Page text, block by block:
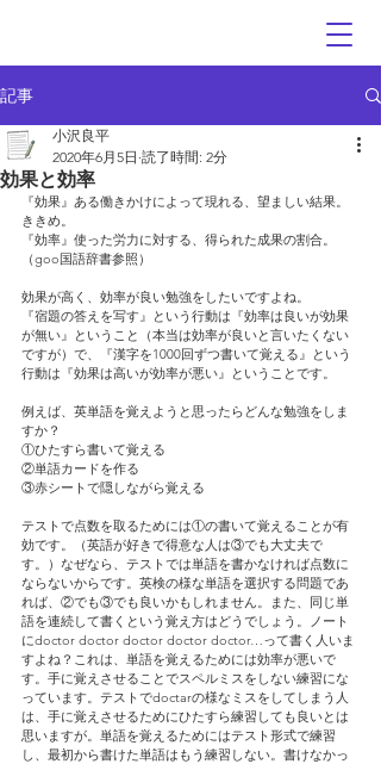
記事
効果と効率
小沢良平
2020年6月5日 読了時間: 2分
『効果』ある働きかけによって現れる、望ましい結果。
ききめ。
『効率』使った労力に対する、得られた成果の割合。
（goo国語辞書参照）
効果が高く、効率が良い勉強をしたいですよね。
『宿題の答えを写す』という行動は『効率は良いが効果
が無い』ということ（本当は効率が良いと言いたくない
ですが）で、『漢字を1000回ずつ書いて覚える』という
行動は『効果は高いが効率が悪い』ということです。
例えば、英単語を覚えようと思ったらどんな勉強をしま
すか？
①ひたすら書いて覚える
②単語カードを作る
③赤シートで隠しながら覚える
テストで点数を取るためには①の書いて覚えることが有
効です。（英語が好きで得意な人は③でも大丈夫で
す。）なぜなら、テストでは単語を書かなければ点数に
ならないからです。英検の様な単語を選択する問題であ
れば、②でも③でも良いかもしれません。また、同じ単
語を連続して書くという覚え方はどうでしょう。ノート
にdoctor doctor doctor doctor doctor…って書く人いま
すよね？これは、単語を覚えるためには効率が悪いで
す。手に覚えさせることでスペルミスをしない練習にな
っています。テストでdoctarの様なミスをしてしまう人
は、手に覚えさせるためにひたすら練習しても良いとは
思いますが。単語を覚えるためにはテスト形式で練習
し、最初から書けた単語はもう練習しない。書けなかっ